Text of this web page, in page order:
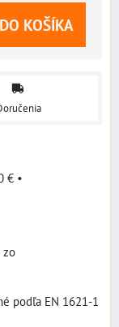
KOŠÍKA
€ •
zo
podľa EN 1621-1